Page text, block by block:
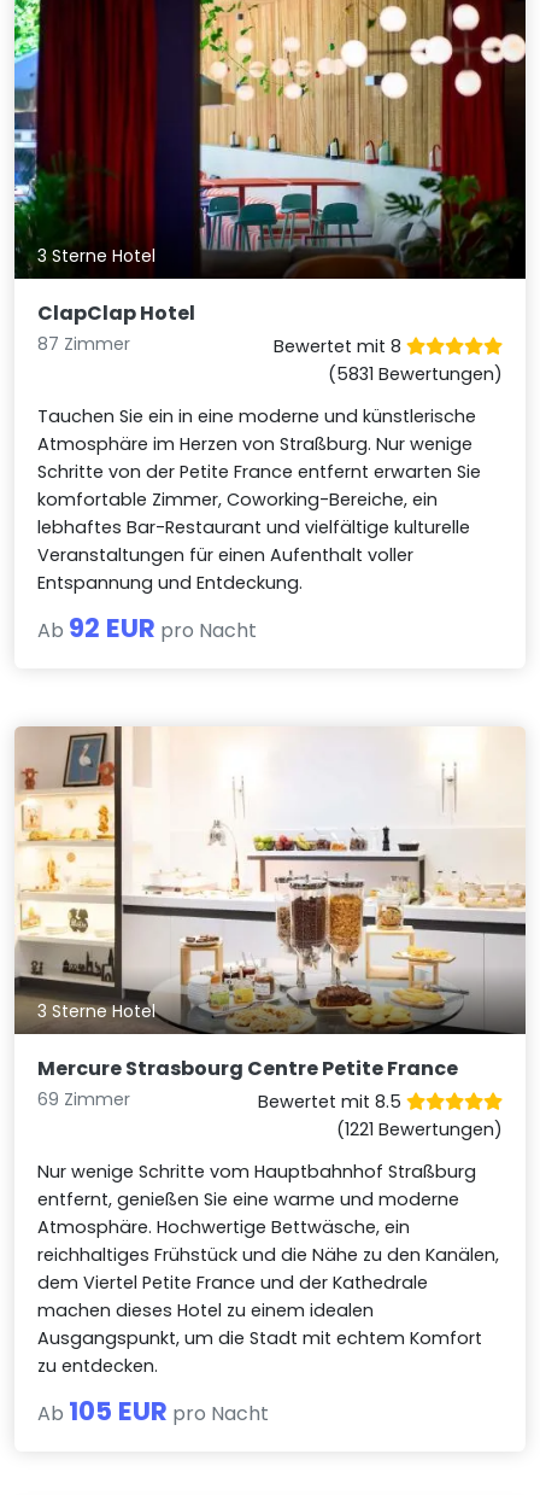
3 Sterne Hotel
ClapClap Hotel
87 Zimmer
Bewertet mit 8
(5831 Bewertungen)
Tauchen Sie ein in eine moderne und künstlerische
Atmosphäre im Herzen von Straßburg. Nur wenige
Schritte von der Petite France entfernt erwarten Sie
komfortable Zimmer, Coworking-Bereiche, ein
lebhaftes Bar-Restaurant und vielfältige kulturelle
Veranstaltungen für einen Aufenthalt voller
Entspannung und Entdeckung.
Ab 92 EUR pro Nacht
3 Sterne Hotel
Mercure Strasbourg Centre Petite France
69 Zimmer
Bewertet mit 8.5
(1221 Bewertungen)
Nur wenige Schritte vom Hauptbahnhof Straßburg
entfernt, genießen Sie eine warme und moderne
Atmosphäre. Hochwertige Bettwäsche, ein
reichhaltiges Frühstück und die Nähe zu den Kanälen,
dem Viertel Petite France und der Kathedrale
machen dieses Hotel zu einem idealen
Ausgangspunkt, um die Stadt mit echtem Komfort
zu entdecken.
Ab 105 EUR pro Nacht